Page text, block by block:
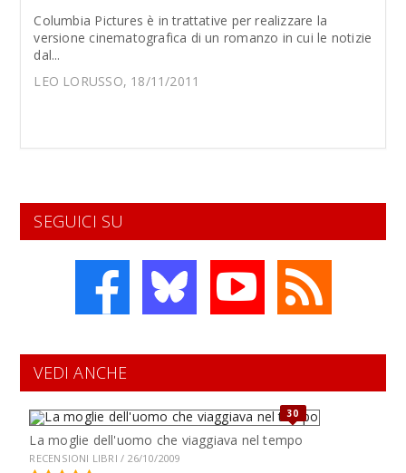
Columbia Pictures è in trattative per realizzare la
versione cinematografica di un romanzo in cui le notizie
dal...
LEO LORUSSO, 18/11/2011
SEGUICI SU
VEDI ANCHE
30
La moglie dell'uomo che viaggiava nel tempo
RECENSIONI LIBRI / 26/10/2009